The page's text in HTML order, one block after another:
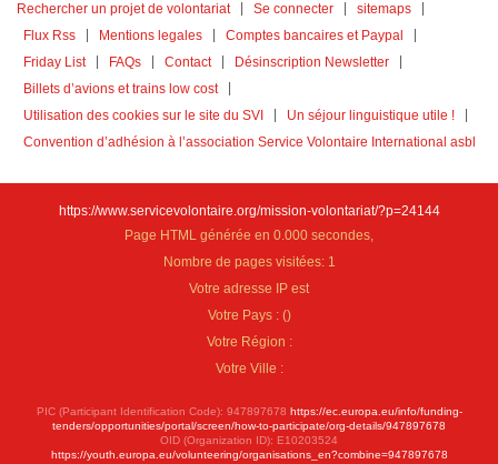
Rechercher un projet de volontariat Se connecter
sitemaps
Flux Rss
Mentions legales
Comptes bancaires et Paypal
Friday List
FAQs Contact
Désinscription Newsletter
Billets d’avions et trains low cost
Utilisation des cookies sur le site du SVI
Un séjour linguistique utile !
Convention d’adhésion à l’association Service Volontaire International asbl
https://www.servicevolontaire.org/mission-volontariat/?p=24144
Page HTML générée en 0.000 secondes,
Nombre de pages visitées: 1
Votre adresse IP est
Votre Pays : ()
Votre Région :
Votre Ville :
PIC (Participant Identification Code): 947897678 https://ec.europa.eu/info/funding-
tenders/opportunities/portal/screen/how-to-participate/org-details/947897678
OID (Organization ID): E10203524
https://youth.europa.eu/volunteering/organisations_en?combine=947897678